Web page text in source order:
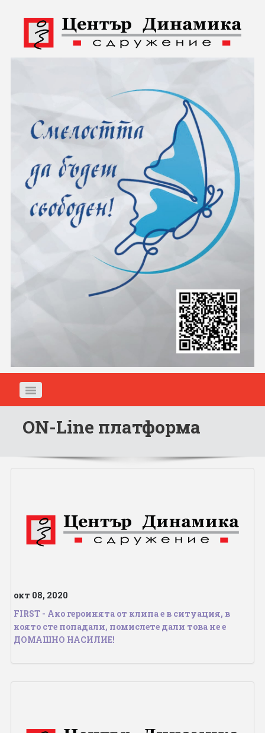
ЗА СДРУЖЕНИЕТО
ПРОЕКТИ
БИБЛИОТЕКА
ON-Line платформа
окт 08, 2020
FIRST - Ако героинята от клипа е в ситуация, в
която сте попадали, помислете дали това не е
ДОМАШНО НАСИЛИЕ!